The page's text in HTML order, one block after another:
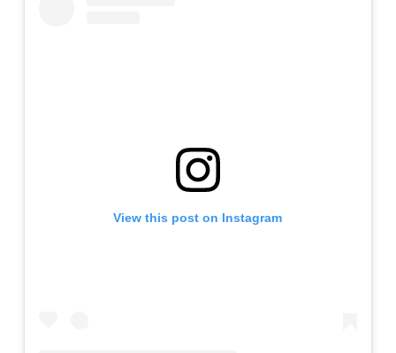
View this post on Instagram